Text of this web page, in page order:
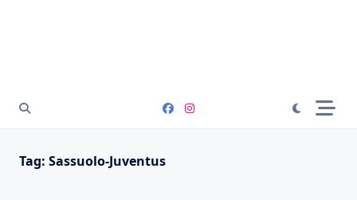
Tag: Sassuolo-Juventus